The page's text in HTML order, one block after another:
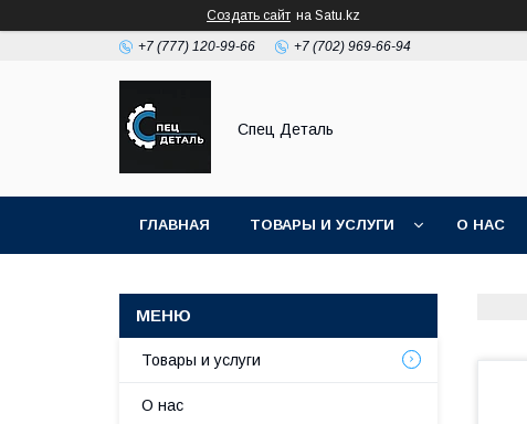
Создать сайт на Satu.kz
+7 (777) 120-99-66 +7 (702) 969-66-94
Спец Деталь
ГЛАВНАЯ ТОВАРЫ И УСЛУГИ О НАС
Товары и услуги
О нас